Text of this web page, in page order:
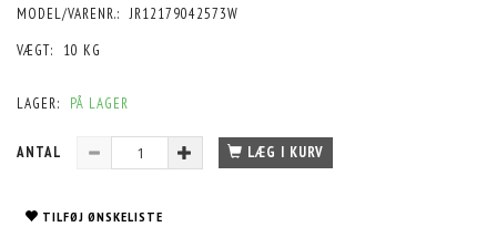
MODEL/VARENR.: JR12179042573W
VÆGT:
10 KG
LAGER: PÅ LAGER
ANTAL LÆG I KURV
TILFØJ ØNSKELISTE